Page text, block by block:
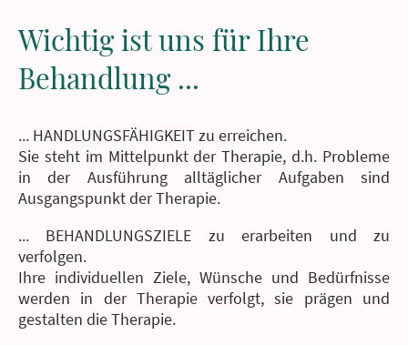
Wichtig ist uns für Ihre
Behandlung ...
... HANDLUNGSFÄHIGKEIT zu erreichen.
Sie steht im Mittelpunkt der Therapie, d.h. Probleme
in der Ausführung alltäglicher Aufgaben sind
Ausgangspunkt der Therapie.
... BEHANDLUNGSZIELE zu erarbeiten und zu
verfolgen.
Ihre individuellen Ziele, Wünsche und Bedürfnisse
werden in der Therapie verfolgt, sie prägen und
gestalten die Therapie.